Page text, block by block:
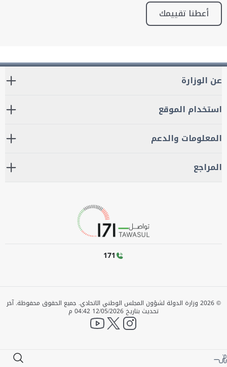
أعطنا تقييمك
عن الوزارة
استخدام الموقع
المعلومات والدعم
المراجع
171
©
2026 وزارة الدولة لشؤون المجلس الوطني الاتحادي. جميع الحقوق محفوظة.آخر
تحديث بتاريخ 12/05/2026 04:42 م
instagram
twitter
YouTube